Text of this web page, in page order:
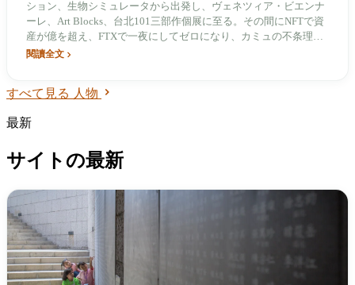
ション、生物シミュレータから出発し、ヴェネツィア・ビエンナ
ーレ、Art Blocks、台北101三部作個展に至る。その間にNFTで資
産が億を超え、FTXで一夜にしてゼロになり、カミュの不条理主
義を再び出発点にする。自らを「古き時計職人」と称し、AI生成
SSOTを残そうとしている。
閱讀全文
すべて見る 人物
最新
サイトの最新